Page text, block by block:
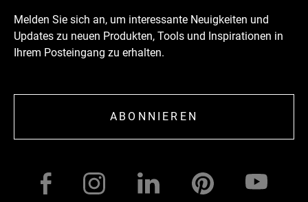
Melden Sie sich an, um interessante Neuigkeiten und
Updates zu neuen Produkten, Tools und Inspirationen in
Ihrem Posteingang zu erhalten.
ABONNIEREN